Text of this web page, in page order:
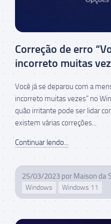
Correção de erro
incorreto muitas
Você já se deparou com a
incorreto muitas vezes” no
quão irritante pode ser lidar
existem várias correções...
Continuar lendo...
25/03/2023 por Maison da
Windows Windows 11